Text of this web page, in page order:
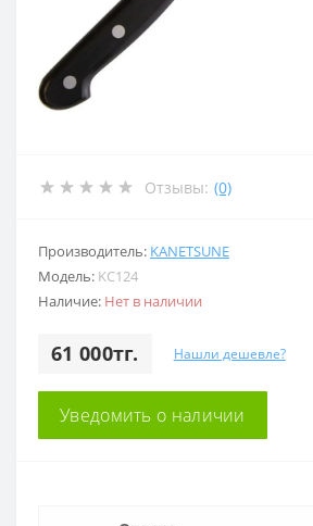
Отзывы: (0)
Производитель: KANETSUNE
Модель: KC124
Наличие: Нет в наличии
61 000тг. Нашли дешевле?
Уведомить о наличии